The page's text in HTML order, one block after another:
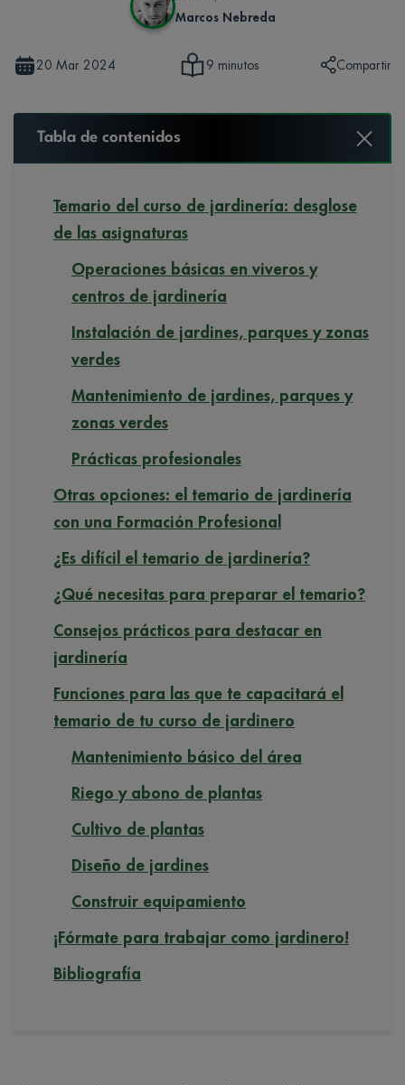
Marcos Nebreda
20 Mar 2024 9 minutos Compartir
Tabla de contenidos
Temario del curso de jardinería: desglose
de las asignaturas
Operaciones básicas en viveros y
centros de jardinería
Instalación de jardines, parques y zonas
verdes
Mantenimiento de jardines, parques y
zonas verdes
Prácticas profesionales
Otras opciones: el temario de jardinería
con una Formación Profesional
¿Es difícil el temario de jardinería?
¿Qué necesitas para preparar el temario?
Consejos prácticos para destacar en
jardinería
Funciones para las que te capacitará el
temario de tu curso de jardinero
Mantenimiento básico del área
Riego y abono de plantas
Cultivo de plantas
Diseño de jardines
Construir equipamiento
¡Fórmate para trabajar como jardinero!
Bibliografía